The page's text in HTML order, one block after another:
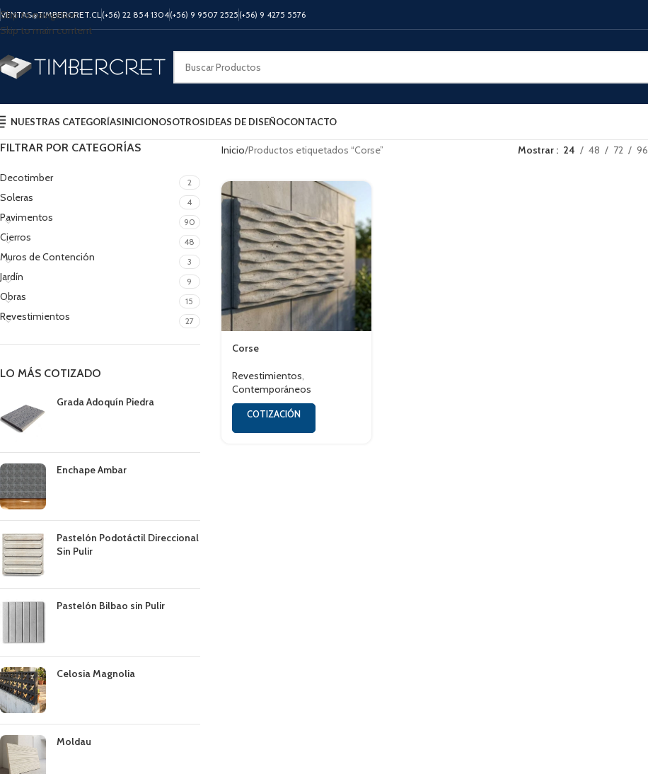
Skip to navigation
Skip to main content
VENTAS@TIMBERCRET.CL (+56) 22 854 1304(+56) 9 9507 2525(+56) 9 4275 5576
NUESTRAS CATEGORÍASINICIONOSOTROSIDEAS DE DISEÑOCONTACTO
FILTRAR POR CATEGORÍAS
Decotimber 2
Soleras 4
Pavimentos 90
Cierros 48
Muros de Contención 3
Jardín 9
Obras 15
Revestimientos 27
LO MÁS COTIZADO
Grada Adoquín Piedra
Enchape Ambar
Pastelón Podotáctil Direccional
Sin Pulir
Pastelón Bilbao sin Pulir
Celosia Magnolia
Moldau
Inicio Productos etiquetados “Corse” Mostrar 24 48 72 96
Corse
Revestimientos,
Contemporáneos
COTIZACIÓN